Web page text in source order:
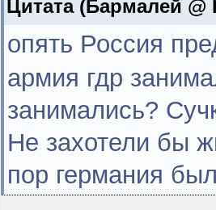
Цитата(Бармалей @
опять Россия
армия гдр
занимались?
Не захотели бы
пор германия